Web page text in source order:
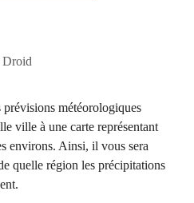
Droid
météorologiques
ville à une carte représentant
environs. Ainsi, il vous sera
quelle région les précipitations